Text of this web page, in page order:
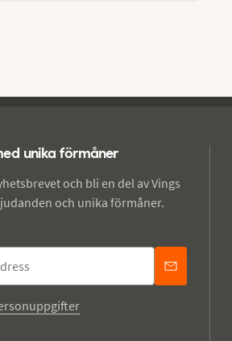
unika förmåner
och bli en del av Vings
och unika förmåner.